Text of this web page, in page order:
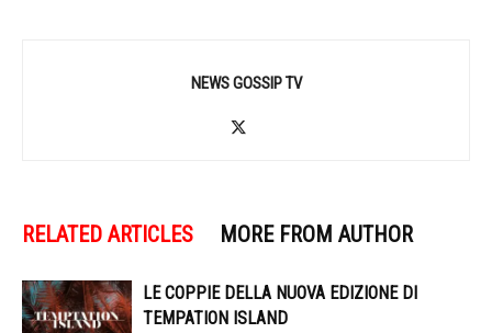
NEWS GOSSIP TV
RELATED ARTICLES MORE FROM AUTHOR
LE COPPIE DELLA NUOVA EDIZIONE DI
TEMPATION ISLAND